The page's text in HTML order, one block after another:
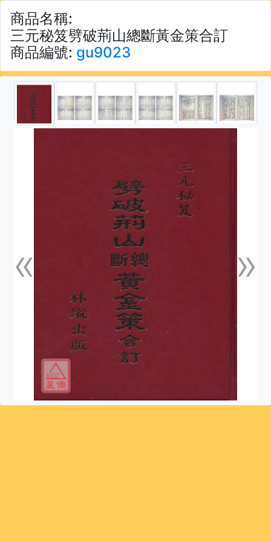
商品名稱:
三元秘笈劈破荊山總斷黃金策合訂
商品編號: gu9023
«上一張 »下一